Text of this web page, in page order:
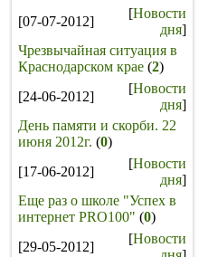
[07-07-2012]
[Новости
дня]
Чрезвычайная ситуация в
Краснодарском крае (2)
[24-06-2012]
[Новости
дня]
День памяти и скорби. 22
июня 2012г. (0)
[17-06-2012]
[Новости
дня]
Еще раз о школе "Успех в
интернет PRO100" (0)
[29-05-2012]
[Новости